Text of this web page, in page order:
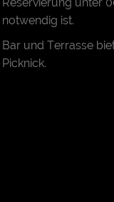
notwendig ist.
Bar und Terrasse
Picknick.